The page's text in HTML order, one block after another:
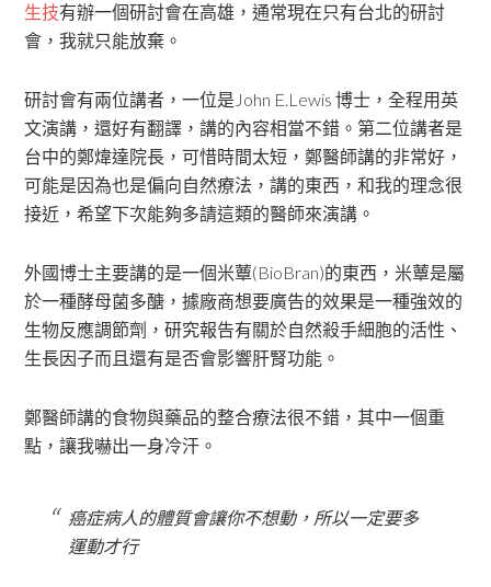
生技有辦一個研討會在高雄，通常現在只有台北的研討
會，我就只能放棄。
研討會有兩位講者，一位是John E.Lewis 博士，全程用英
文演講，還好有翻譯，講的內容相當不錯。第二位講者是
台中的鄭煒達院長，可惜時間太短，鄭醫師講的非常好，
可能是因為也是偏向自然療法，講的東西，和我的理念很
接近，希望下次能夠多請這類的醫師來演講。
外國博士主要講的是一個米蕈(BioBran)的東西，米蕈是屬
於一種酵母菌多醣，據廠商想要廣告的效果是一種強效的
生物反應調節劑，研究報告有關於自然殺手細胞的活性、
生長因子而且還有是否會影響肝腎功能。
鄭醫師講的食物與藥品的整合療法很不錯，其中一個重
點，讓我嚇出一身冷汗。
癌症病人的體質會讓你不想動，所以一定要多
運動才行